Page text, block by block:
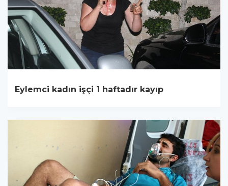
Eylemci kadın işçi 1 haftadır kayıp